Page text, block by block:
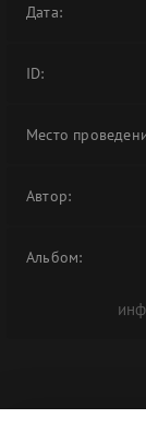
Дата:
ID:
Место
Автор:
Альбом: